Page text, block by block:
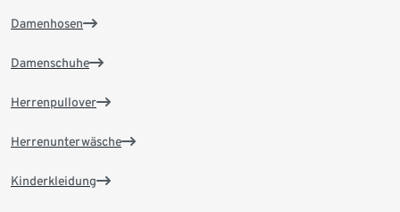
Damenhosen
Damenschuhe
Herrenpullover
Herrenunterwäsche
Kinderkleidung